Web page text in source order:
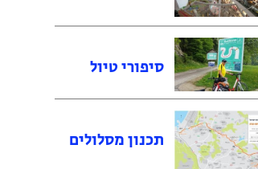
סיפורי טיול
תכנון מסלולים